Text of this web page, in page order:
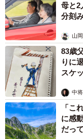
母と2
分刻
山
83歳
りに
スケ
中
「こ
に感
だっ